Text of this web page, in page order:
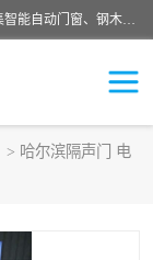
安徽吉运祥智能技术有限公司是一家钢大门厂家，公司集智能自动门窗、钢木门、特种门窗、工业门窗、图集门窗、定制门窗、非标门窗等通道产品的研发设计、制作、安装于一体的综合性、性高新技术企业。
> 哈尔滨隔声门 电
窗